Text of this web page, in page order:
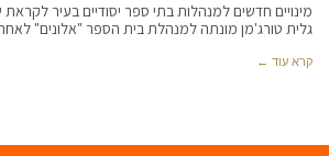
מינויים חדשים למנהלות בתי ספר יסודיים בעיר
גלית טורג'מן מונתה למנהלת בית הספר "אלונים"
קרא עוד ←